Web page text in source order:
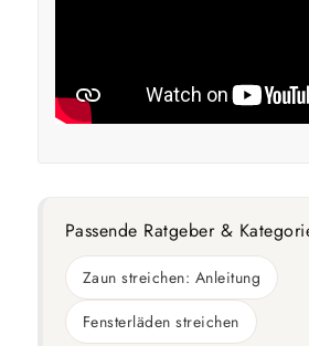
Passende Ratgeber &
Zaun streichen: Anleitung
Fensterläden streichen